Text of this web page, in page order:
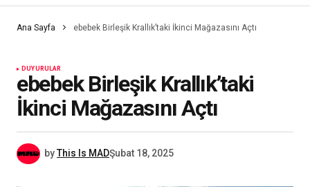
Ana Sayfa ebebek Birleşik Krallık’taki İkinci Mağazasını Açtı
DUYURULAR
ebebek Birleşik Krallık’taki
İkinci Mağazasını Açtı
byThis Is MADŞubat 18, 2025